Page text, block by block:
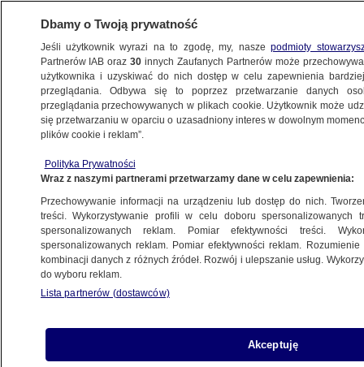
TURCJA
Turcja: Prawie dziesięć lat więzienia
dla opozycyjnej liderki Canan
Kaftancioglu
ŚWIAT
Erdogan: to nie do przyjęcia,
że zabraniają nam się posiadania broni
atomowej
Irański tankowiec Adrian Darya
Dbamy o Twoją prywatność
Jeśli użytkownik wyrazi na to zgodę, my, naszepodmioty
Partnerów IAB oraz30 innych Zaufanych Partnerów może
użytkownika i uzyskiwać do nich dostęp w celu zapewnienia
przeglądania. Odbywa się to poprzez przetwarzanie danych
przeglądania przechowywanych w plikach cookie. Użytkownik może
się przetwarzaniu w oparciu o uzasadniony interes w dowolnym
plików cookie i reklam”.
Polityka Prywatności
Wraz z naszymi partnerami przetwarzamy dane w celu zapewnienia:
Przechowywanie informacji na urządzeniu lub dostęp do nich.
treści. Wykorzystywanie profili w celu doboru spersonalizowanych
spersonalizowanych reklam. Pomiar efektywności treści.
spersonalizowanych reklam. Pomiar efektywności reklam.
kombinacji danych z różnych źródeł. Rozwój i ulepszanie usług.
do wyboru reklam.
Lista partnerów (dostawców)
Akceptuję